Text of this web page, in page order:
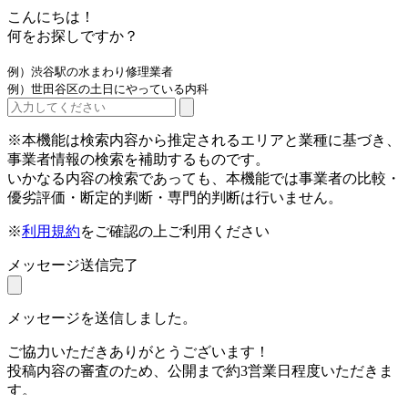
こんにちは！
何をお探しですか？
例）渋谷駅の水まわり修理業者
例）世田谷区の土日にやっている内科
※本機能は検索内容から推定されるエリアと業種に基づき、
事業者情報の検索を補助するものです。
いかなる内容の検索であっても、本機能では事業者の比較・
優劣評価・断定的判断・専門的判断は行いません。
※利用規約をご確認の上ご利用ください
メッセージ送信完了
メッセージを送信しました。
ご協力いただきありがとうございます！
投稿内容の審査のため、公開まで約3営業日程度いただきま
す。